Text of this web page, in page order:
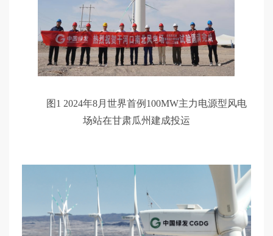
图1 2024年8月世界首例100MW主力电源型风电
场站在甘肃瓜州建成投运